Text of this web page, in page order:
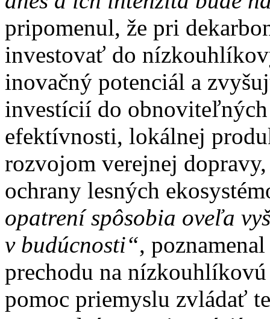
pripomenul, že pri
investovať do
inovačný potenciál a
investícií do
efektívnosti, lokálnej
rozvojom verejnej
ochrany lesných
opatrení spôsobia oveľa
v budúcnosti“,
prechodu na
pomoc priemyslu zvládať